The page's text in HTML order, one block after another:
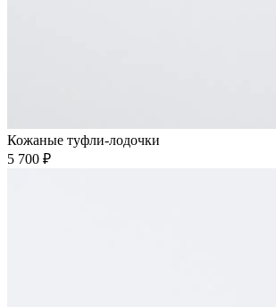
Кожаные туфли-лодочки
5 700 ₽